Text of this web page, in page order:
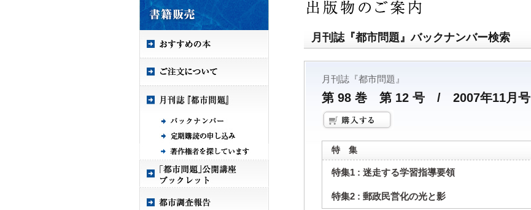
月刊誌『都市問題』バックナンバー検索
月刊誌『都市問題』
第 98 巻 第 12 号 / 2007年11月号
特 集
特集1 : 迷走する学習指導要領
特集2 : 郵政民営化の光と影